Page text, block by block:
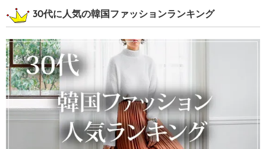
30代に人気の韓国ファッションランキング